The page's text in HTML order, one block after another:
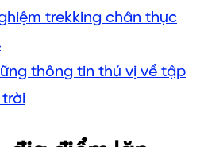
trekking chân thực
thông tin thú vị về tập